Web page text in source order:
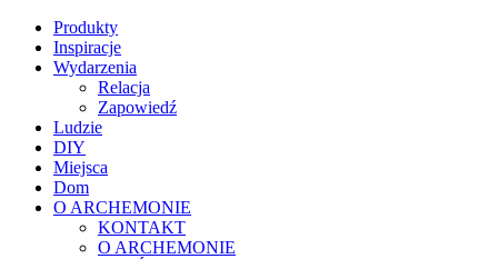
Produkty
Inspiracje
Wydarzenia
Relacja
Zapowiedź
Ludzie
DIY
Miejsca
Dom
O ARCHEMONIE
KONTAKT
O ARCHEMONIE